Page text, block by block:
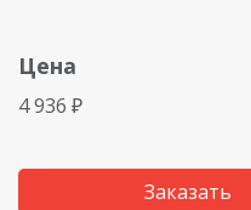
Цена
4 936 ₽
Заказать